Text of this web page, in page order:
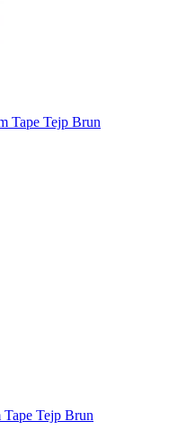
Tape Tejp Brun
Tape Tejp Brun